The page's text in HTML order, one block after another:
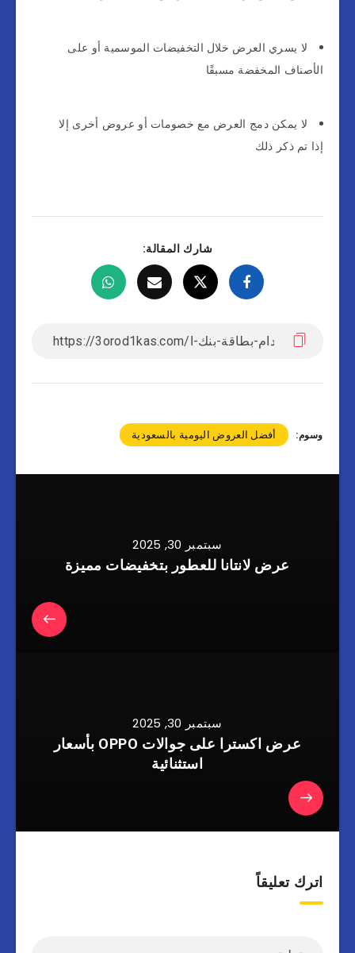
لا يسري العرض خلال التخفيضات الموسمية أو على
الأصناف المخفضة مسبقًا
لا يمكن دمج العرض مع خصومات أو عروض أخرى إلا
إذا تم ذكر ذلك
شارك المقالة:
وسوم: أفضل العروض اليومية بالسعودية
سبتمبر 30, 2025
عرض لانتانا للعطور بتخفيضات مميزة
سبتمبر 30, 2025
عرض اكسترا على جوالات OPPO بأسعار
استثنائية
اترك تعليقاً